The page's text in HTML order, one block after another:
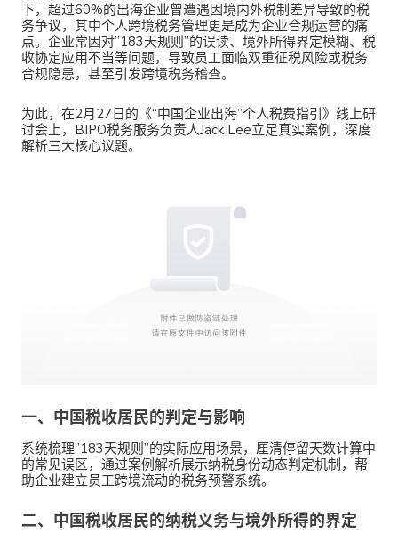
下，超过60%的出海企业曾遭遇因境内外税制差异导致的税
务争议，其中个人跨境税务管理更是成为企业合规运营的痛
点。 企业常因对”183天规则”的误读、境外所得界定模糊、税
收协定应用不当等问题，导致员工面临双重征税风险或税务
合规隐患，甚至引发跨境税务稽查。
为此，在2月27日的 《“中国企业出海”个人税费指引》 线上研
讨会上，BIPO税务服务负责人Jack Lee立足真实案例，深度
解析三大核心议题。
一、 中国税收居民的判定与影响
系统梳理”183天规则”的实际应用场景，厘清停留天数计算中
的常见误区，通过案例解析展示纳税身份动态判定机制，帮
助企业建立员工跨境流动的税务预警系统。
二、 中国税收居民的纳税义务与境外所得的界定